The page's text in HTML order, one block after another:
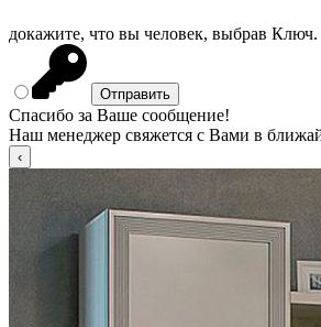
докажите, что вы человек, выбрав Ключ.
Спасибо за Ваше сообщение!
Наш менеджер свяжется с Вами в